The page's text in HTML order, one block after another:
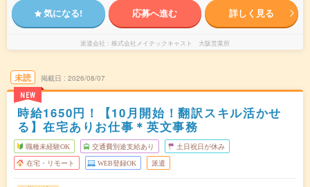
気になる! 応募へ進む 詳しく見る
派遣会社 株式会社メイテックキャスト 大阪営業所
未読
NEW
掲載日 2026/08/07
時給1650円！【10月開始！翻訳スキル活かせ
る】在宅ありお仕事＊英文事務
職種未経験OK 交通費別途支給あり 土日祝日が休み
在宅・リモート WEB登録OK 派遣